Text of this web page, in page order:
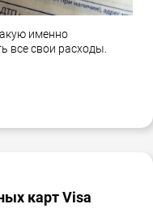
именно
все свои расходы.
карт Visa